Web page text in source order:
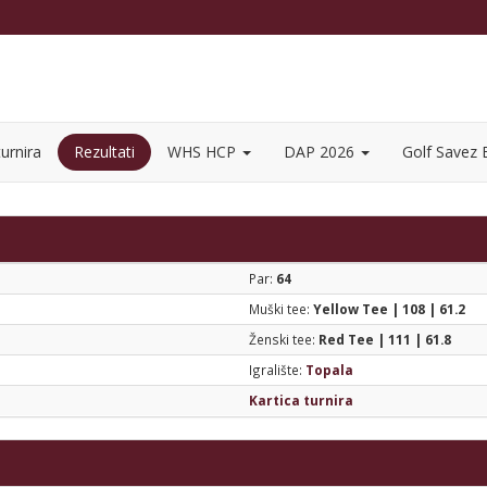
Rezultati WHS HCP DAP 2026 Golf Savez
Par: 64
Muški tee: Yellow Tee | 108 | 61.2
Ženski tee: Red Tee | 111 | 61.8
Igralište: Topala
Kartica turnira